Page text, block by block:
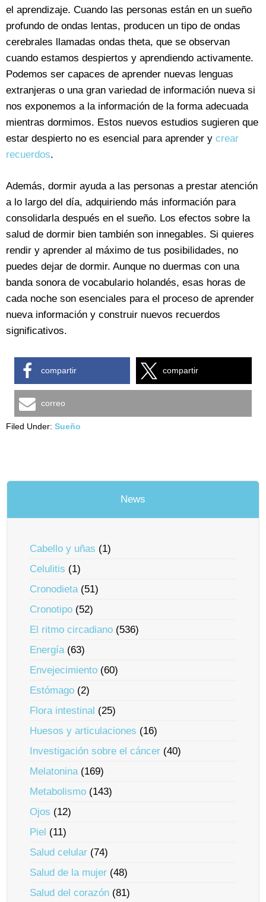
el aprendizaje. Cuando las personas están en un sueño
profundo de ondas lentas, producen un tipo de ondas
cerebrales llamadas ondas theta, que se observan
cuando estamos despiertos y aprendiendo activamente.
Podemos ser capaces de aprender nuevas lenguas
extranjeras o una gran variedad de información nueva si
nos exponemos a la información de la forma adecuada
mientras dormimos. Estos nuevos estudios sugieren que
estar despierto no es esencial para aprender y crear
recuerdos.
Además, dormir ayuda a las personas a prestar atención
a lo largo del día, adquiriendo más información para
consolidarla después en el sueño. Los efectos sobre la
salud de dormir bien también son innegables. Si quieres
rendir y aprender al máximo de tus posibilidades, no
puedes dejar de dormir. Aunque no duermas con una
banda sonora de vocabulario holandés, esas horas de
cada noche son esenciales para el proceso de aprender
nueva información y construir nuevos recuerdos
significativos.
compartir compartir
correo
Filed Under: Sueño
News
Cabello y uñas (1)
Celulitis (1)
Cronodieta(51)
Cronotipo (52)
El ritmo circadiano (536)
Energía(63)
Envejecimiento (60)
Estómago (2)
Flora intestinal (25)
Huesos y articulaciones (16)
Investigación sobre el cáncer (40)
Melatonina(169)
Metabolismo (143)
Ojos (12)
Piel (11)
Salud celular (74)
Salud de la mujer (48)
Salud del corazón (81)